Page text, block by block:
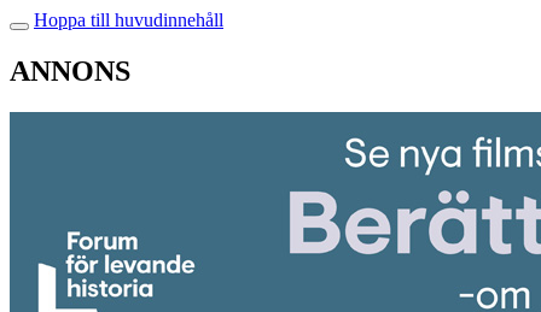
Hoppa till huvudinnehåll
ANNONS